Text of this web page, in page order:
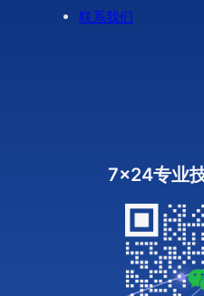
联系我们
7x24专业